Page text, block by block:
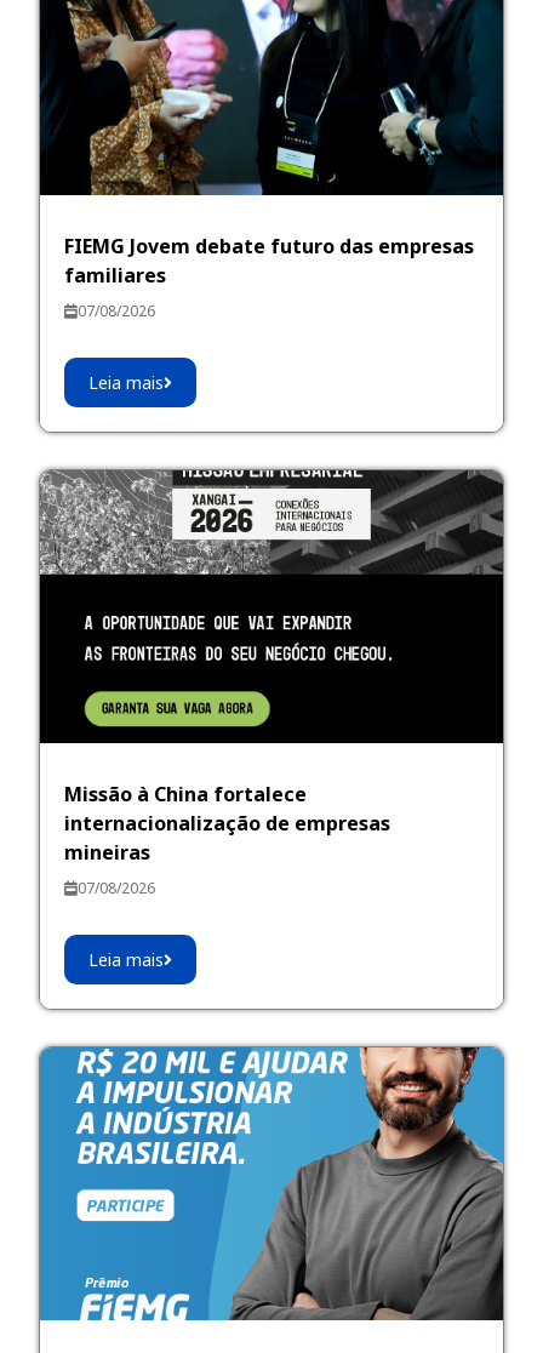
FIEMG Jovem debate futuro das empresas
familiares
07/08/2026
Leia mais
Missão à China fortalece
internacionalização de empresas
mineiras
07/08/2026
Leia mais